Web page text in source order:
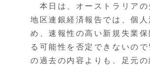
本日は、オーストラリアの
地区連銀経済報告では、個
め、速報性の高い新規失業
る可能性を否定できないの
の過去の内容よりも、足元